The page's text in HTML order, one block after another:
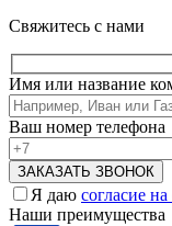
Свяжитесь с нами
Имя или название
Ваш номер телефона
Я даю согласие
Наши преимущества